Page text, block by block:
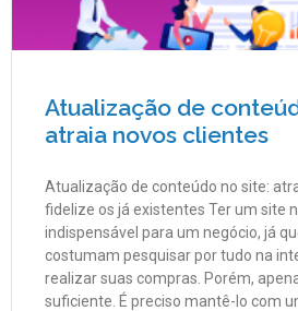
Atualização de
atraia novos clientes
Atualização de conteúdo no site:
fidelize os já existentes Ter um site
indispensável para um negócio, já
costumam pesquisar por tudo na
realizar suas compras. Porém,
suficiente. É preciso mantê-lo com